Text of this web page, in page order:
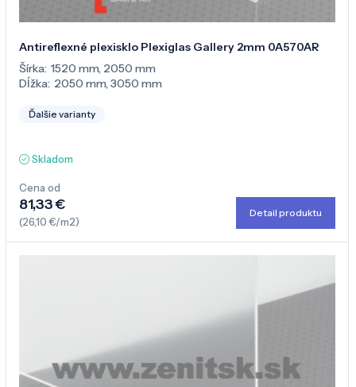
Antireflexné plexisklo Plexiglas Gallery 2mm 0A570AR
Šírka: 1520 mm, 2050 mm
Dĺžka: 2050 mm,3050 mm
Ďalšie varianty
Skladom
Cena od
81,33 €
(26,10 €/m2)
Detail produktu